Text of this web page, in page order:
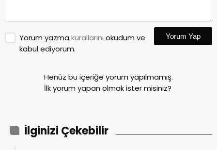
Yorum yazma kurallarını okudum ve
kabul ediyorum.
Yorum Yap
Henüz bu içeriğe yorum yapılmamış.
İlk yorum yapan olmak ister misiniz?
İlginizi Çekebilir